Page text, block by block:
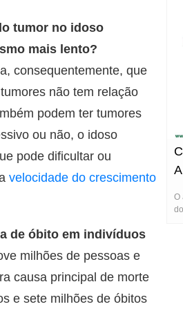
tumor no idoso
mais lento?
consequentemente, que
não tem relação
podem ter tumores
ou não, o idoso
pode dificultar ou
velocidade do crescimento
de óbito em indivíduos
milhões de pessoas e
causa principal de morte
e sete milhões de óbitos
O